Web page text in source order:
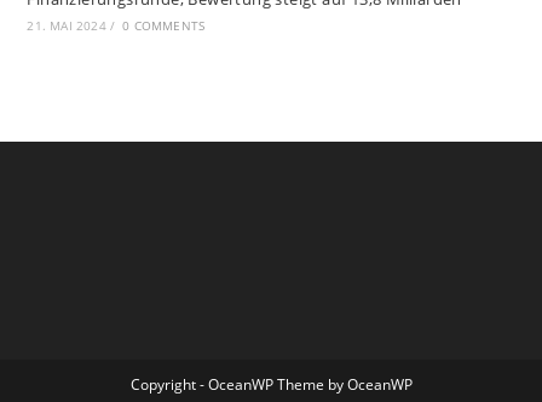
21. MAI 2024 / 0 COMMENTS
Copyright - OceanWP Theme by OceanWP